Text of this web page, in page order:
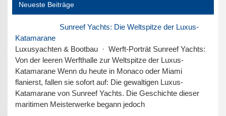
Neueste Beiträge
Sunreef Yachts: Die Weltspitze der Luxus-
Katamarane
Luxusyachten & Bootbau · Werft-Porträt Sunreef Yachts:
Von der leeren Werfthalle zur Weltspitze der Luxus-
Katamarane Wenn du heute in Monaco oder Miami
flanierst, fallen sie sofort auf: Die gewaltigen Luxus-
Katamarane von Sunreef Yachts. Die Geschichte dieser
maritimen Meisterwerke begann jedoch